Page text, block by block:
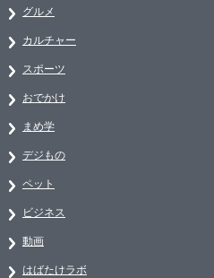
グルメ
カルチャー
スポーツ
おでかけ
まめ学
デジもの
ペット
ビジネス
動画
はばたけラボ